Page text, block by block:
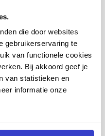
die door websites
gebruikerservaring te
van functionele cookies
Bij akkoord geef je
van statistieken en
informatie onze